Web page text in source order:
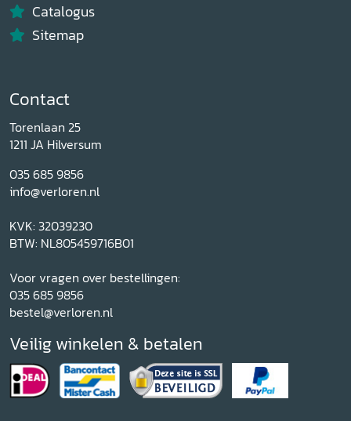
Catalogus
Sitemap
Contact
Torenlaan 25
1211 JA Hilversum
035 685 9856
info@verloren.nl
KVK: 32039230
BTW: NL805459716B01
Voor vragen over bestellingen:
035 685 9856
bestel@verloren.nl
Veilig winkelen & betalen